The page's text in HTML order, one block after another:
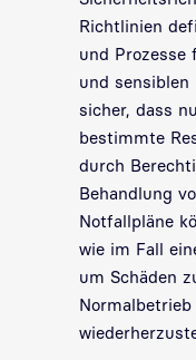
Richtlinien
und Prozesse
und
sicher, dass
bestimmte
durch
Behandlung
Notfallpläne
wie im Fall
um Schäden